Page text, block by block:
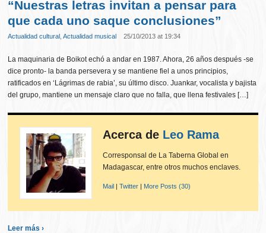
“Nuestras letras invitan a pensar para
que cada uno saque conclusiones”
Actualidad cultural ,Actualidad musical 25/10/2013 at 19:34
La maquinaria de Boikot echó a andar en 1987. Ahora, 26 años después -se
dice pronto- la banda persevera y se mantiene fiel a unos principios,
ratificados en ‘Lágrimas de rabia’, su último disco. Juankar, vocalista y bajista
del grupo, mantiene un mensaje claro que no falla, que llena festivales […]
Acerca de Leo Rama
Corresponsal de La Taberna Global en
Madagascar, entre otros muchos enclaves.
Mail |Twitter | More Posts (30)
Leer más ›